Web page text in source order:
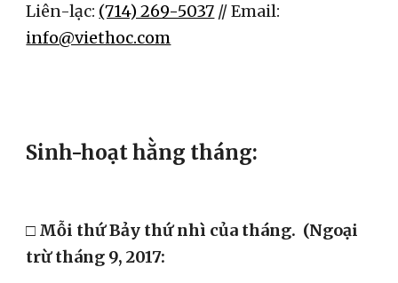
Liên-lạc: (714) 269-5037
info@viethoc.com
Sinh-hoạt hằng tháng:
□ Mỗi thứ Bảy thứ nhì của tháng.  (Ngoại
trừ tháng 9, 2017: